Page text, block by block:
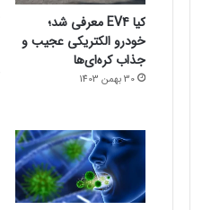
کیا EV4 معرفی شد؛
خودرو الکتریکی عجیب و
جذاب کره‌ای‌ها
30 بهمن 1403